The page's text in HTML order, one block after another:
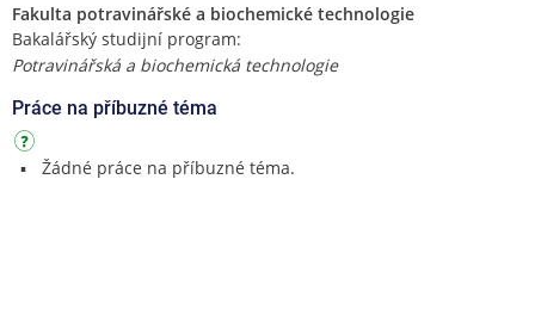
Fakulta potravinářské a biochemické technologie
Bakalářský studijní program:
Potravinářská a biochemická technologie
Práce na příbuzné téma
Žádné práce na příbuzné téma.